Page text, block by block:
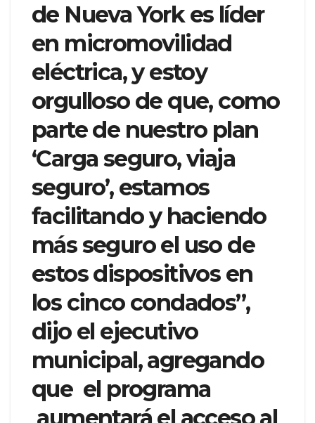
de Nueva York es líder
en micromovilidad
eléctrica, y estoy
orgulloso de que, como
parte de nuestro plan
‘Carga seguro, viaja
seguro’, estamos
facilitando y haciendo
más seguro el uso de
estos dispositivos en
los cinco condados”,
dijo el ejecutivo
municipal, agregando
que el programa